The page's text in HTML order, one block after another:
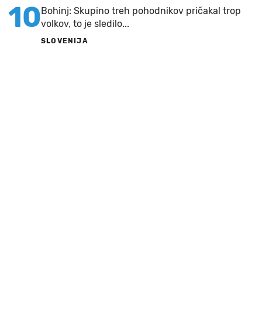
10Bohinj: Skupino treh pohodnikov pričakal trop
volkov, to je sledilo...
SLOVENIJA